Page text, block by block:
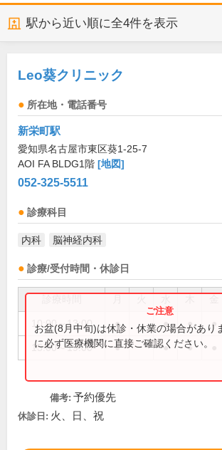
駅から近い順に全4件を表示
Leo葵クリニック
所在地・電話番号
新栄町駅
愛知県名古屋市東区葵1-25-7
AOI FA BLDG1階 [地図]
052-325-5511
診療科目
内科 脳神経内科
診療/受付時間・休診日
10:00～13:00 ● ● ● ●
15:00～19:00 ● ● ●
お盆(8月中旬)は休診・休業の場合があり
に必ず医療機関に直接ご確認ください。
備考: 予約優先
休診日: 火、日、祝